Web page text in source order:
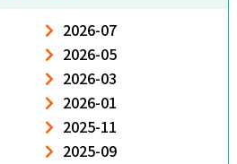
2026-07
2026-05
2026-03
2026-01
2025-11
2025-09